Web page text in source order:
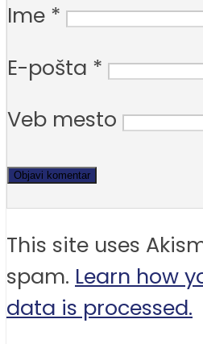
Ime *
E-pošta *
Veb mesto
This site uses
spam. Learn how
data is processed.